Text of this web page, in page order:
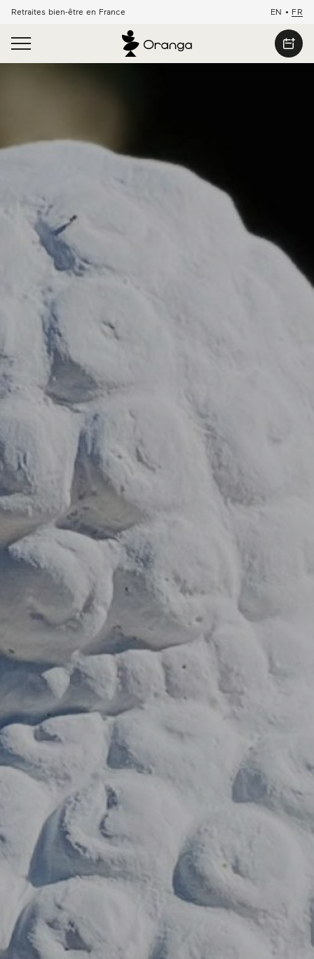
Retraites bien-être en France EN • FR